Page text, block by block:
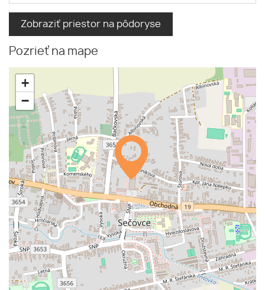
Zobraziť priestor na pôdoryse
Pozrieť na mape
+
−